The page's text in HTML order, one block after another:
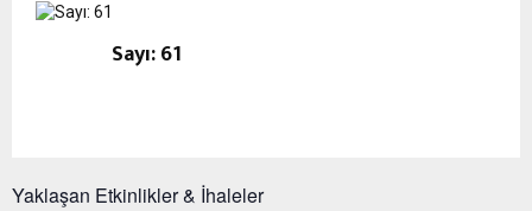
Sayı: 61
Yaklaşan Etkinlikler & İhaleler